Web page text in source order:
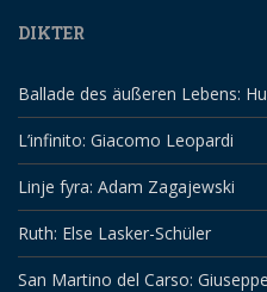
DIKTER
Ballade des äußeren Lebens:
L’infinito: Giacomo Leopardi
Linje fyra: Adam Zagajewski
Ruth: Else Lasker-Schüler
San Martino del Carso: